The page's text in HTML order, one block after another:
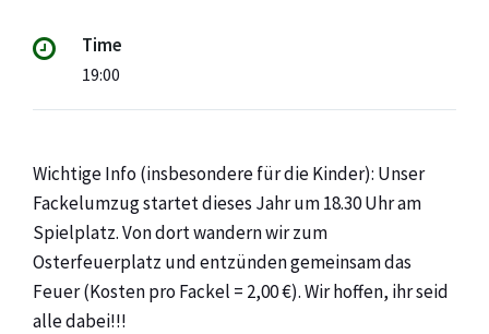
Time
19:00
Wichtige Info (insbesondere für die Kinder): Unser
Fackelumzug startet dieses Jahr um 18.30 Uhr am
Spielplatz. Von dort wandern wir zum
Osterfeuerplatz und entzünden gemeinsam das
Feuer (Kosten pro Fackel = 2,00 €). Wir hoffen, ihr seid
alle dabei!!!